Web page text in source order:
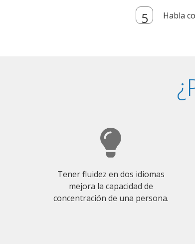
Habla
Tener fluidez en dos idiomas
mejora la capacidad de
concentración de una persona.